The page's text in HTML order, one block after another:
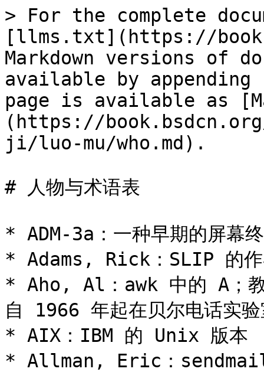
> For the complete
[llms.txt](https://
Markdown versions of
available by
page is available as
(https://
ji/luo-mu/who.md).
# 人物与术语表
* ADM-3a：一种早期的屏幕
* Adams, Rick：SLIP 的作
* Aho, Al：awk 中的 A；
自 1966 年起在贝尔电话实验
* AIX：IBM 的 Unix 版本
* Allman, Eric：sendmail